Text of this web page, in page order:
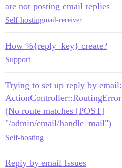
are not posting email replies
Self-hostingmail-receiver
How %{reply_key} create?
Support
Trying to set up reply by email:
ActionController::RoutingError
(No route matches [POST]
"/admin/email/handle_mail")
Self-hosting
Reply by email Issues